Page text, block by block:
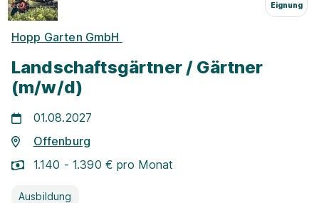
Eignung
Hopp Garten GmbH
Landschaftsgärtner / Gärtner
(m/w/d)
01.08.2027
Offenburg
1.140 - 1.390 € pro Monat
Ausbildung